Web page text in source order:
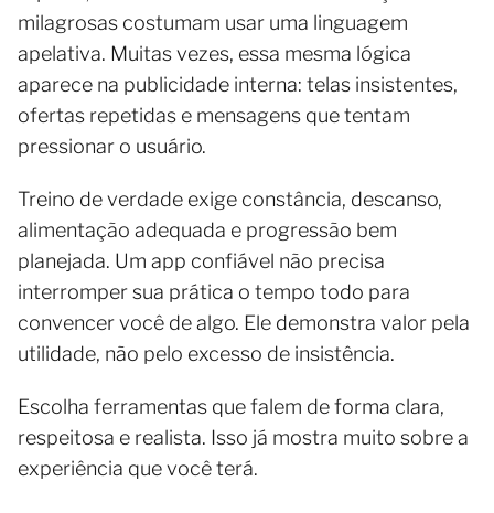
milagrosas costumam usar uma linguagem
apelativa. Muitas vezes, essa mesma lógica
aparece na publicidade interna: telas insistentes,
ofertas repetidas e mensagens que tentam
pressionar o usuário.
Treino de verdade exige constância, descanso,
alimentação adequada e progressão bem
planejada. Um app confiável não precisa
interromper sua prática o tempo todo para
convencer você de algo. Ele demonstra valor pela
utilidade, não pelo excesso de insistência.
Escolha ferramentas que falem de forma clara,
respeitosa e realista. Isso já mostra muito sobre a
experiência que você terá.